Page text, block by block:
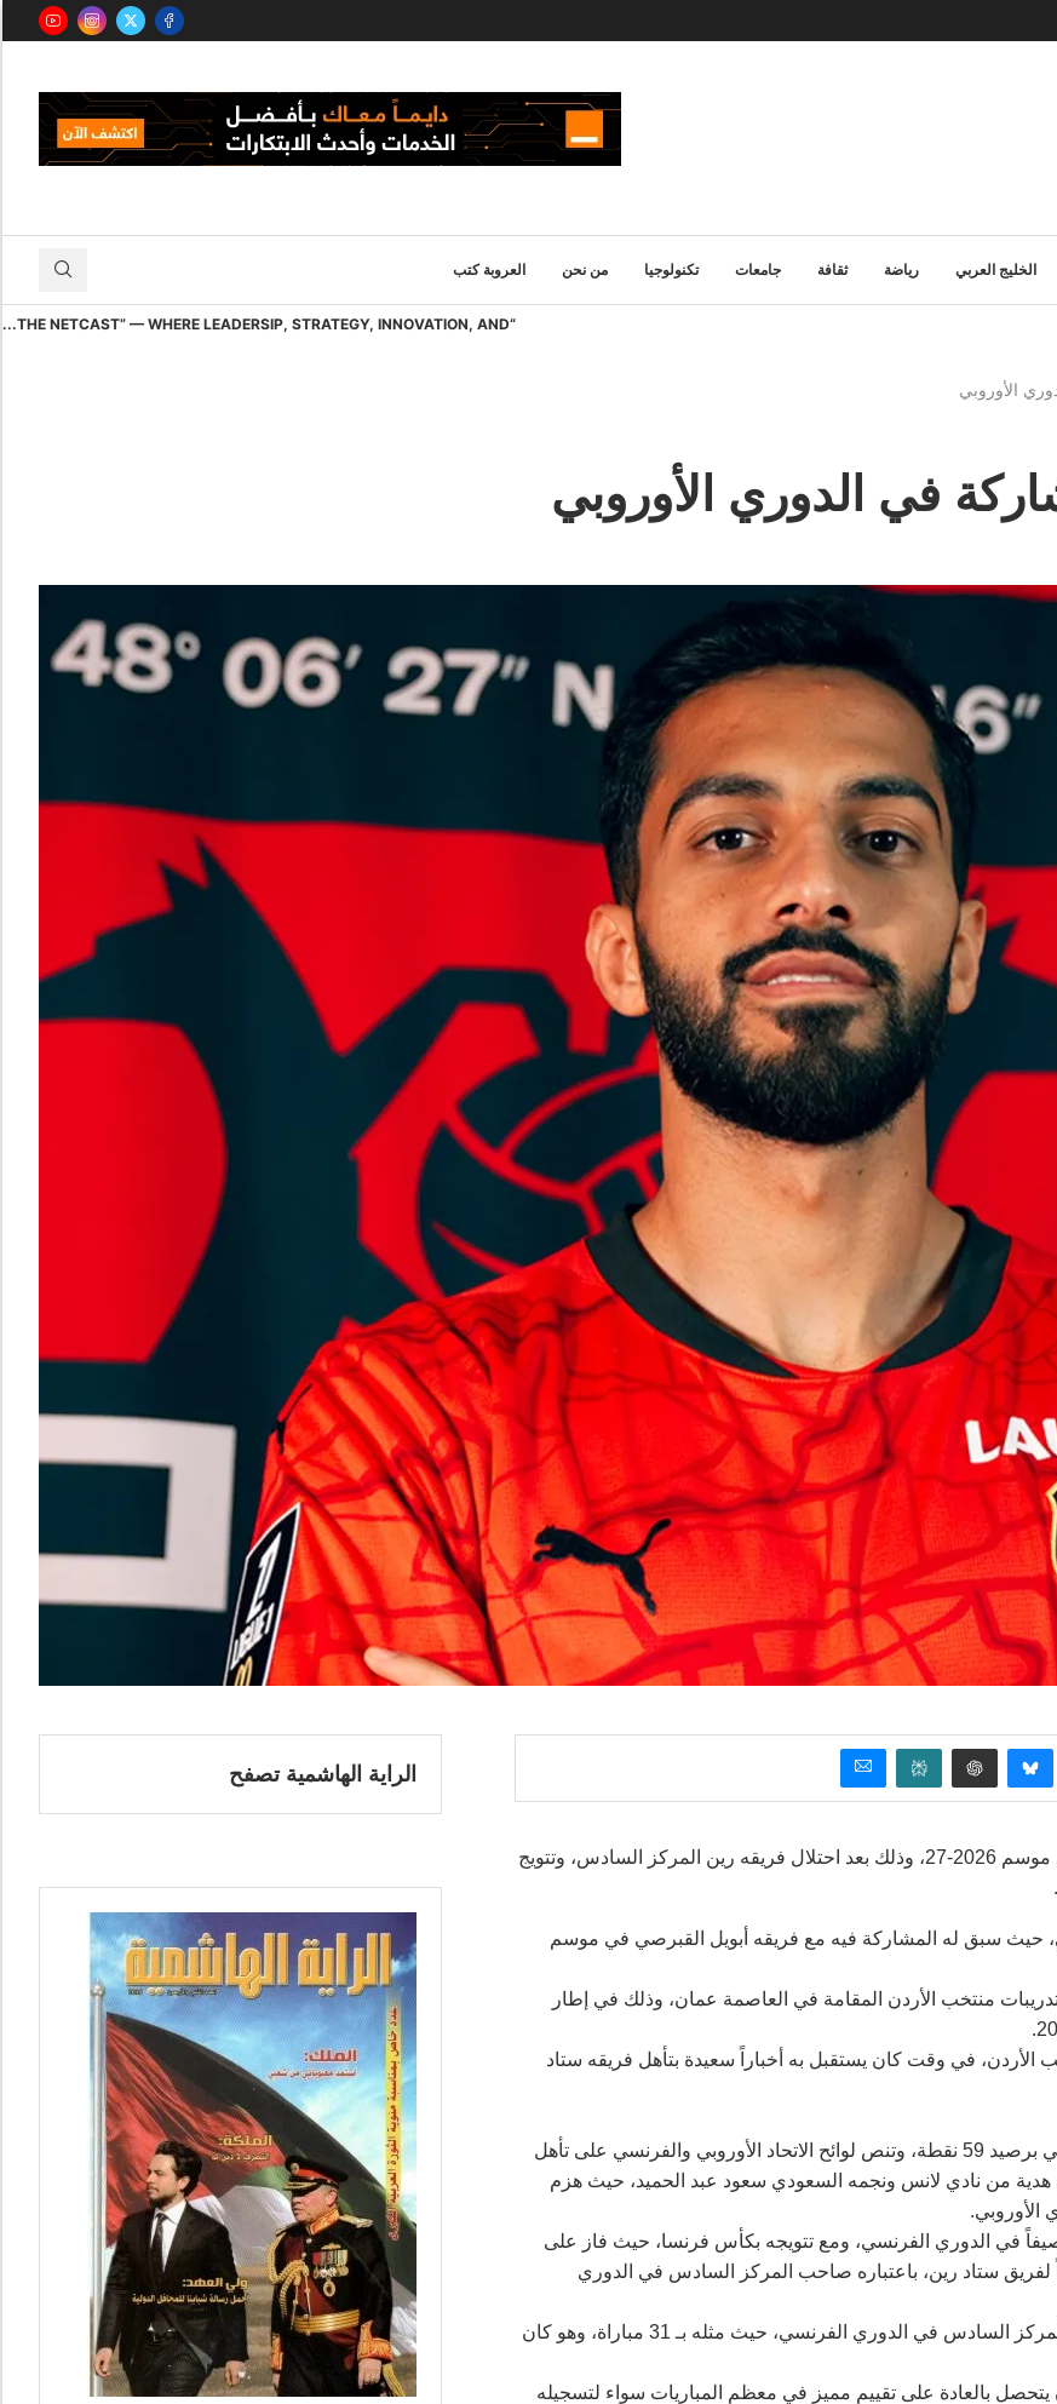
الخليج العربي رياضة ثقافة جامعات تكنولوجيا من نحن العروبة كتب
“THE NETCAST” — WHERE LEADERSIP, STRATEGY, INNOVATION, AND...
الأوروبي
في الدوري الأوروبي
ضمن الأردني موسى التعمري المشاركة في مسابقة الدوري الأوروبي موسم 2026-27، وذلك بعد احتلال فريقه رين المركز السادس، وتتويج
حيث سبق له المشاركة فيه مع فريقه أبويل القبرصي في موسم
منتخب الأردن المقامة في العاصمة عمان، وذلك في إطار
الأردن، في وقت كان يستقبل به أخباراً سعيدة بتأهل فريقه ستاد
استقر ستاد رين في المركز السادس على سلم ترتيب الدوري الفرنسي برصيد 59 نقطة، وتنص لوائح الاتحاد الأوروبي والفرنسي على تأهل
هدية من نادي لانس ونجمه السعودي سعود عبد الحميد، حيث هزم
في الدوري الفرنسي، ومع تتويجه بكأس فرنسا، حيث فاز على
تلقائياً لفريق ستاد رين، باعتباره صاحب المركز السادس في الدوري
وكان موسى التعمري قد لعب دوراً مهماً في احتلال فريق ستاد رين للمركز السادس في الدوري الفرنسي، حيث مثله بـ 31 مباراة، وهو كان
الفرنسي سوى عن 3 مواجهات، وكان يتحصل بالعادة على تقييم مميز في معظم المباريات سواء لتسجيله
الراية الهاشمية تصفح